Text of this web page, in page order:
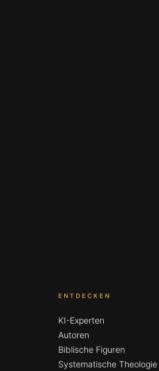
ENTDECKEN
KI-Experten
Autoren
Biblische Figuren
Systematische Theologie